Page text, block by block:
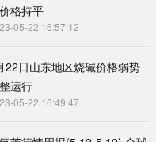
格持平
05-22 16:57:12
22日山东地区烧碱价格弱势
运行
05-22 16:49:47